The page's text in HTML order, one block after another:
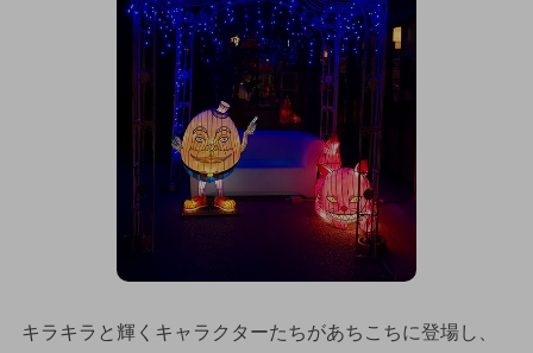
キラキラと輝くキャラクターたちがあちこちに登場し、